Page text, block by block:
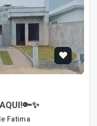
Fatima